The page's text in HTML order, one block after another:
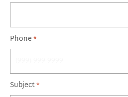
Phone*
Subject*